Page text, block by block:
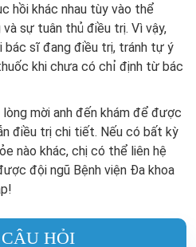
hồi khác nhau tùy vào thể
sự tuân thủ điều trị. Vì vậy,
bác sĩ đang điều trị, tránh tự ý
khi chưa có chỉ định từ bác
mời anh đến khám để được
điều trị chi tiết. Nếu có bất kỳ
nào khác, chị có thể liên hệ
đội ngũ Bệnh viện Đa khoa
HỎI